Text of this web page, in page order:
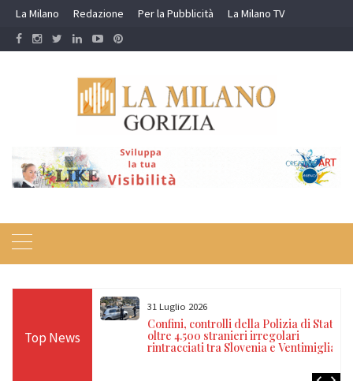
Skip
content
La Milano Redazione Per la Pubblicità La Milano TV
Top News
salvato dai
31 Luglio 2026
Confini, controlli della Polizia di Stato:
oltre 4.500 stranieri irregolari
rintracciati tra Slovenia e Ventimiglia